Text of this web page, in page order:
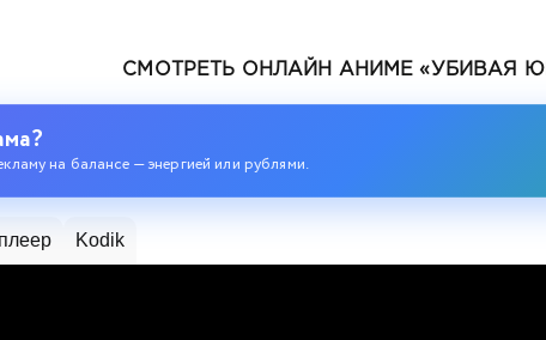
СМОТРЕТЬ ОНЛАЙН АНИМЕ «УБИВАЯ
на балансе — энергией или рублями.
Kodik
колдуна S-ранга